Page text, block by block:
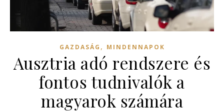
GAZDASÁG , MINDENNAPOK
Ausztria adó rendszere és
fontos tudnivalók a
magyarok számára